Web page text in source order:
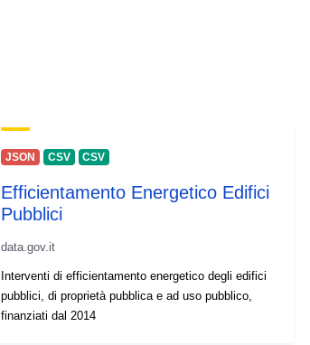
JSON CSV CSV
Efficientamento Energetico Edifici
Pubblici
data.gov.it
Interventi di efficientamento energetico degli edifici
pubblici, di proprietà pubblica e ad uso pubblico,
finanziati dal 2014